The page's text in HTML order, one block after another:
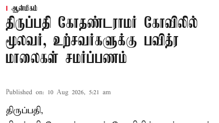
ஆன்மிகம்
திருப்பதி கோதண்டராமர் கோவிலில்
மூலவர், உற்சவர்களுக்கு பவித்ர
மாலைகள் சமர்ப்பணம்
Published on: 10 Aug 2026, 5:21 am
திருப்பதி,